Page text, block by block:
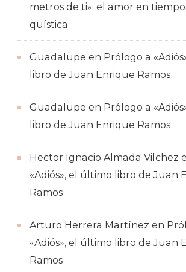
metros de ti»: el amor en
quística
Guadalupe en Prólogo a
libro de Juan Enrique Ramos
Guadalupe en Prólogo a
libro de Juan Enrique Ramos
Hector Ignacio Almada Vilchez
«Adiós», el último libro de Juan
Ramos
Arturo Herrera Martínez en
«Adiós», el último libro de Juan
Ramos